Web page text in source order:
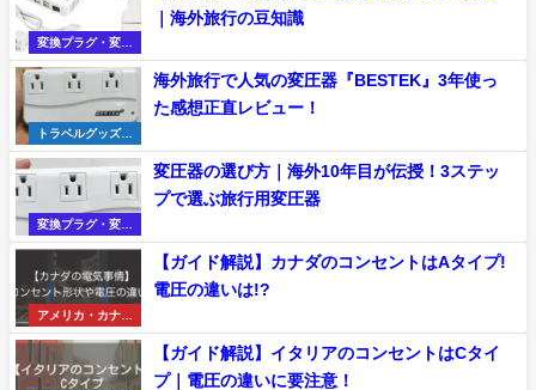
変換プラグ・変圧
器の選び方
｜海外旅行の豆知識
トラベルグッズレ
ビュー
海外旅行で人気の変圧器『BESTEK』3年使っ
た感想正直レビュー！
変換プラグ・変圧
器の選び方
変圧器の選び方｜海外10年目が伝授！3ステッ
プで選ぶ旅行用変圧器
アメリカ・カナダ
のコンセント・電
【ガイド解説】カナダのコンセントはAタイプ!
電圧の違いは!?
【ガイド解説】イタリアのコンセントはCタイ
プ｜電圧の違いに要注意！